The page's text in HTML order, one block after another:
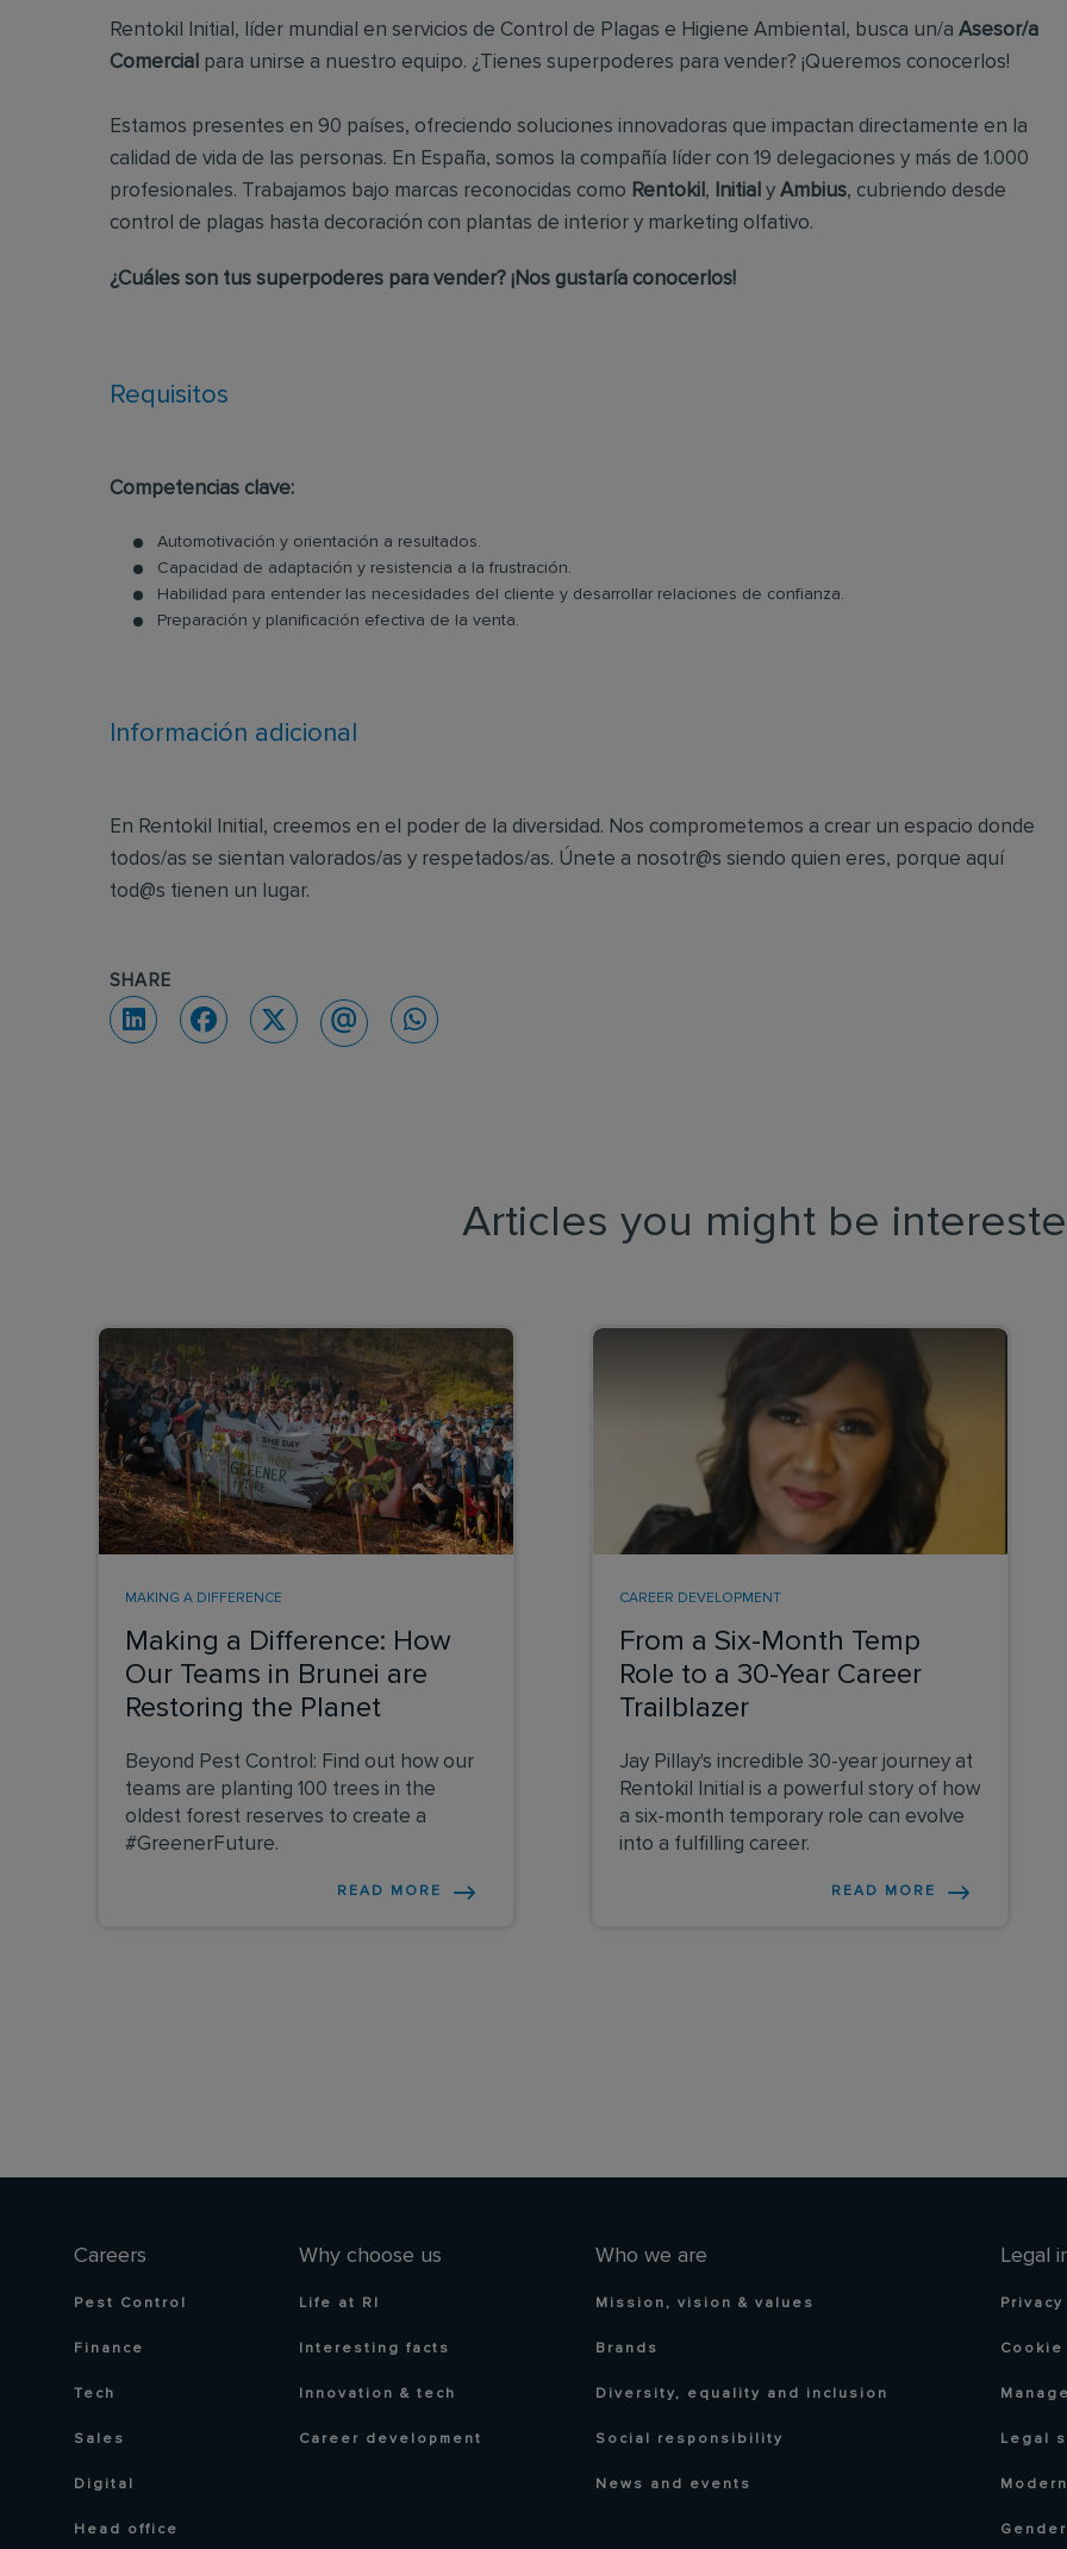
Rentokil Initial, líder mundial en servicios de Control de Plagas e Higiene Ambiental, busca un/a Asesor/a
Comercial para unirse a nuestro equipo. ¿Tienes superpoderes para vender? ¡Queremos conocerlos!
Estamos presentes en 90 países, ofreciendo soluciones innovadoras que impactan directamente en la
calidad de vida de las personas. En España, somos la compañía líder con 19 delegaciones y más de 1.000
profesionales. Trabajamos bajo marcas reconocidas como Rentokil , Initial y Ambius, cubriendo desde
control de plagas hasta decoración con plantas de interior y marketing olfativo.
¿Cuáles son tus superpoderes para vender? ¡Nos gustaría conocerlos!
Requisitos
Competencias clave:
Automotivación y orientación a resultados.
Capacidad de adaptación y resistencia a la frustración.
Habilidad para entender las necesidades del cliente y desarrollar relaciones de confianza.
Preparación y planificación efectiva de la venta.
Información adicional
En Rentokil Initial, creemos en el poder de la diversidad. Nos comprometemos a crear un espacio donde
todos/as se sientan valorados/as y respetados/as. Únete a nosotr@s siendo quien eres, porque aquí
tod@s tienen un lugar.
SHARE
Articles you might be
Making a Difference: How
Our Teams in Brunei are
Restoring the Planet
MAKING A DIFFERENCE
Beyond Pest Control: Find out how our
teams are planting 100 trees in the
oldest forest reserves to create a
#GreenerFuture.
READ MORE
From a Six-Month Temp
Role to a 30-Year Career
Trailblazer
CAREER DEVELOPMENT
Jay Pillay's incredible 30-year journey at
Rentokil Initial is a powerful story of how
a six-month temporary role can evolve
into a fulfilling career.
READ MORE
Careers
Pest Control
Finance
Tech
Sales
Digital
Head office
Why choose us
Life at RI
Interesting facts
Innovation & tech
Career development
Who we are
Mission, vision & values
Brands
Diversity, equality and inclusion
Social responsibility
News and events
Legal
Legal